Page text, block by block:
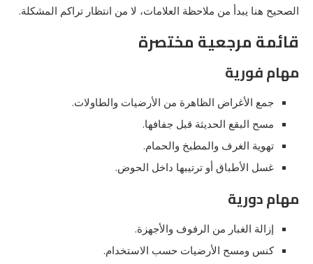
الصحيح هنا يبدأ من ملاحظة العلامات، لا من انتظار تراكم المشكلة.
قائمة مرجعية مختصرة
مهام فورية
جمع الأغراض الظاهرة من الأرضيات والطاولات.
مسح البقع الحديثة قبل جفافها.
تهوية الغرف والمطبخ والحمام.
غسل الأطباق أو ترتيبها داخل الحوض.
مهام دورية
إزالة الغبار من الرفوف والأجهزة.
كنس ومسح الأرضيات حسب الاستخدام.